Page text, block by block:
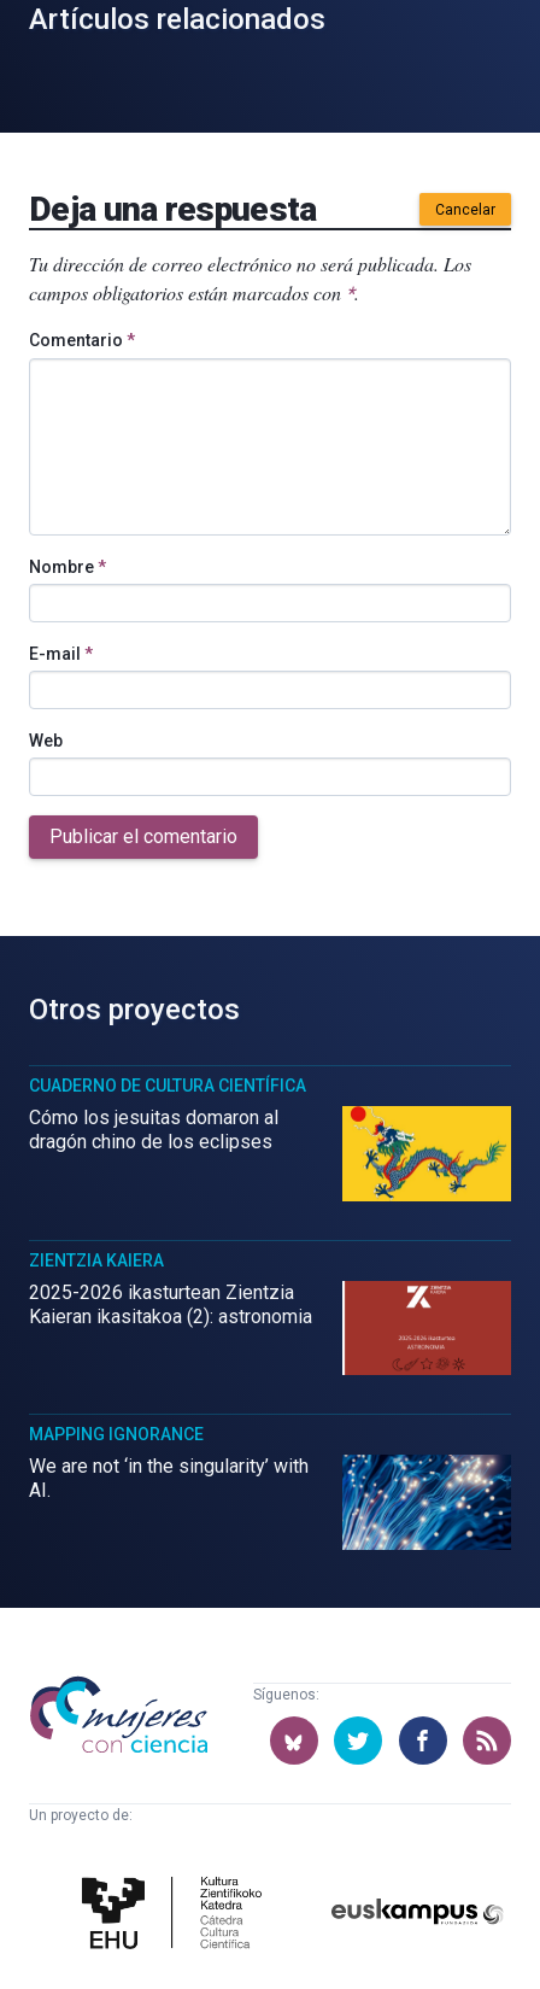
Artículos relacionados
Deja una respuesta Cancelar
Tu dirección de correo electrónico no será publicada. Los
campos obligatorios están marcados con *.
Comentario *
Nombre*
E-mail *
Web
Publicar el comentario
Otros proyectos
CUADERNO DE CULTURA CIENTÍFICA
Cómo los jesuitas domaron al
dragón chino de los eclipses
ZIENTZIA KAIERA
2025-2026 ikasturtean Zientzia
Kaieran ikasitakoa (2): astronomia
MAPPING IGNORANCE
We are not ‘in the singularity’ with
AI.
Mujeres
con
ciencia
Síguenos:
Un proyecto de:
Cultura
Científica